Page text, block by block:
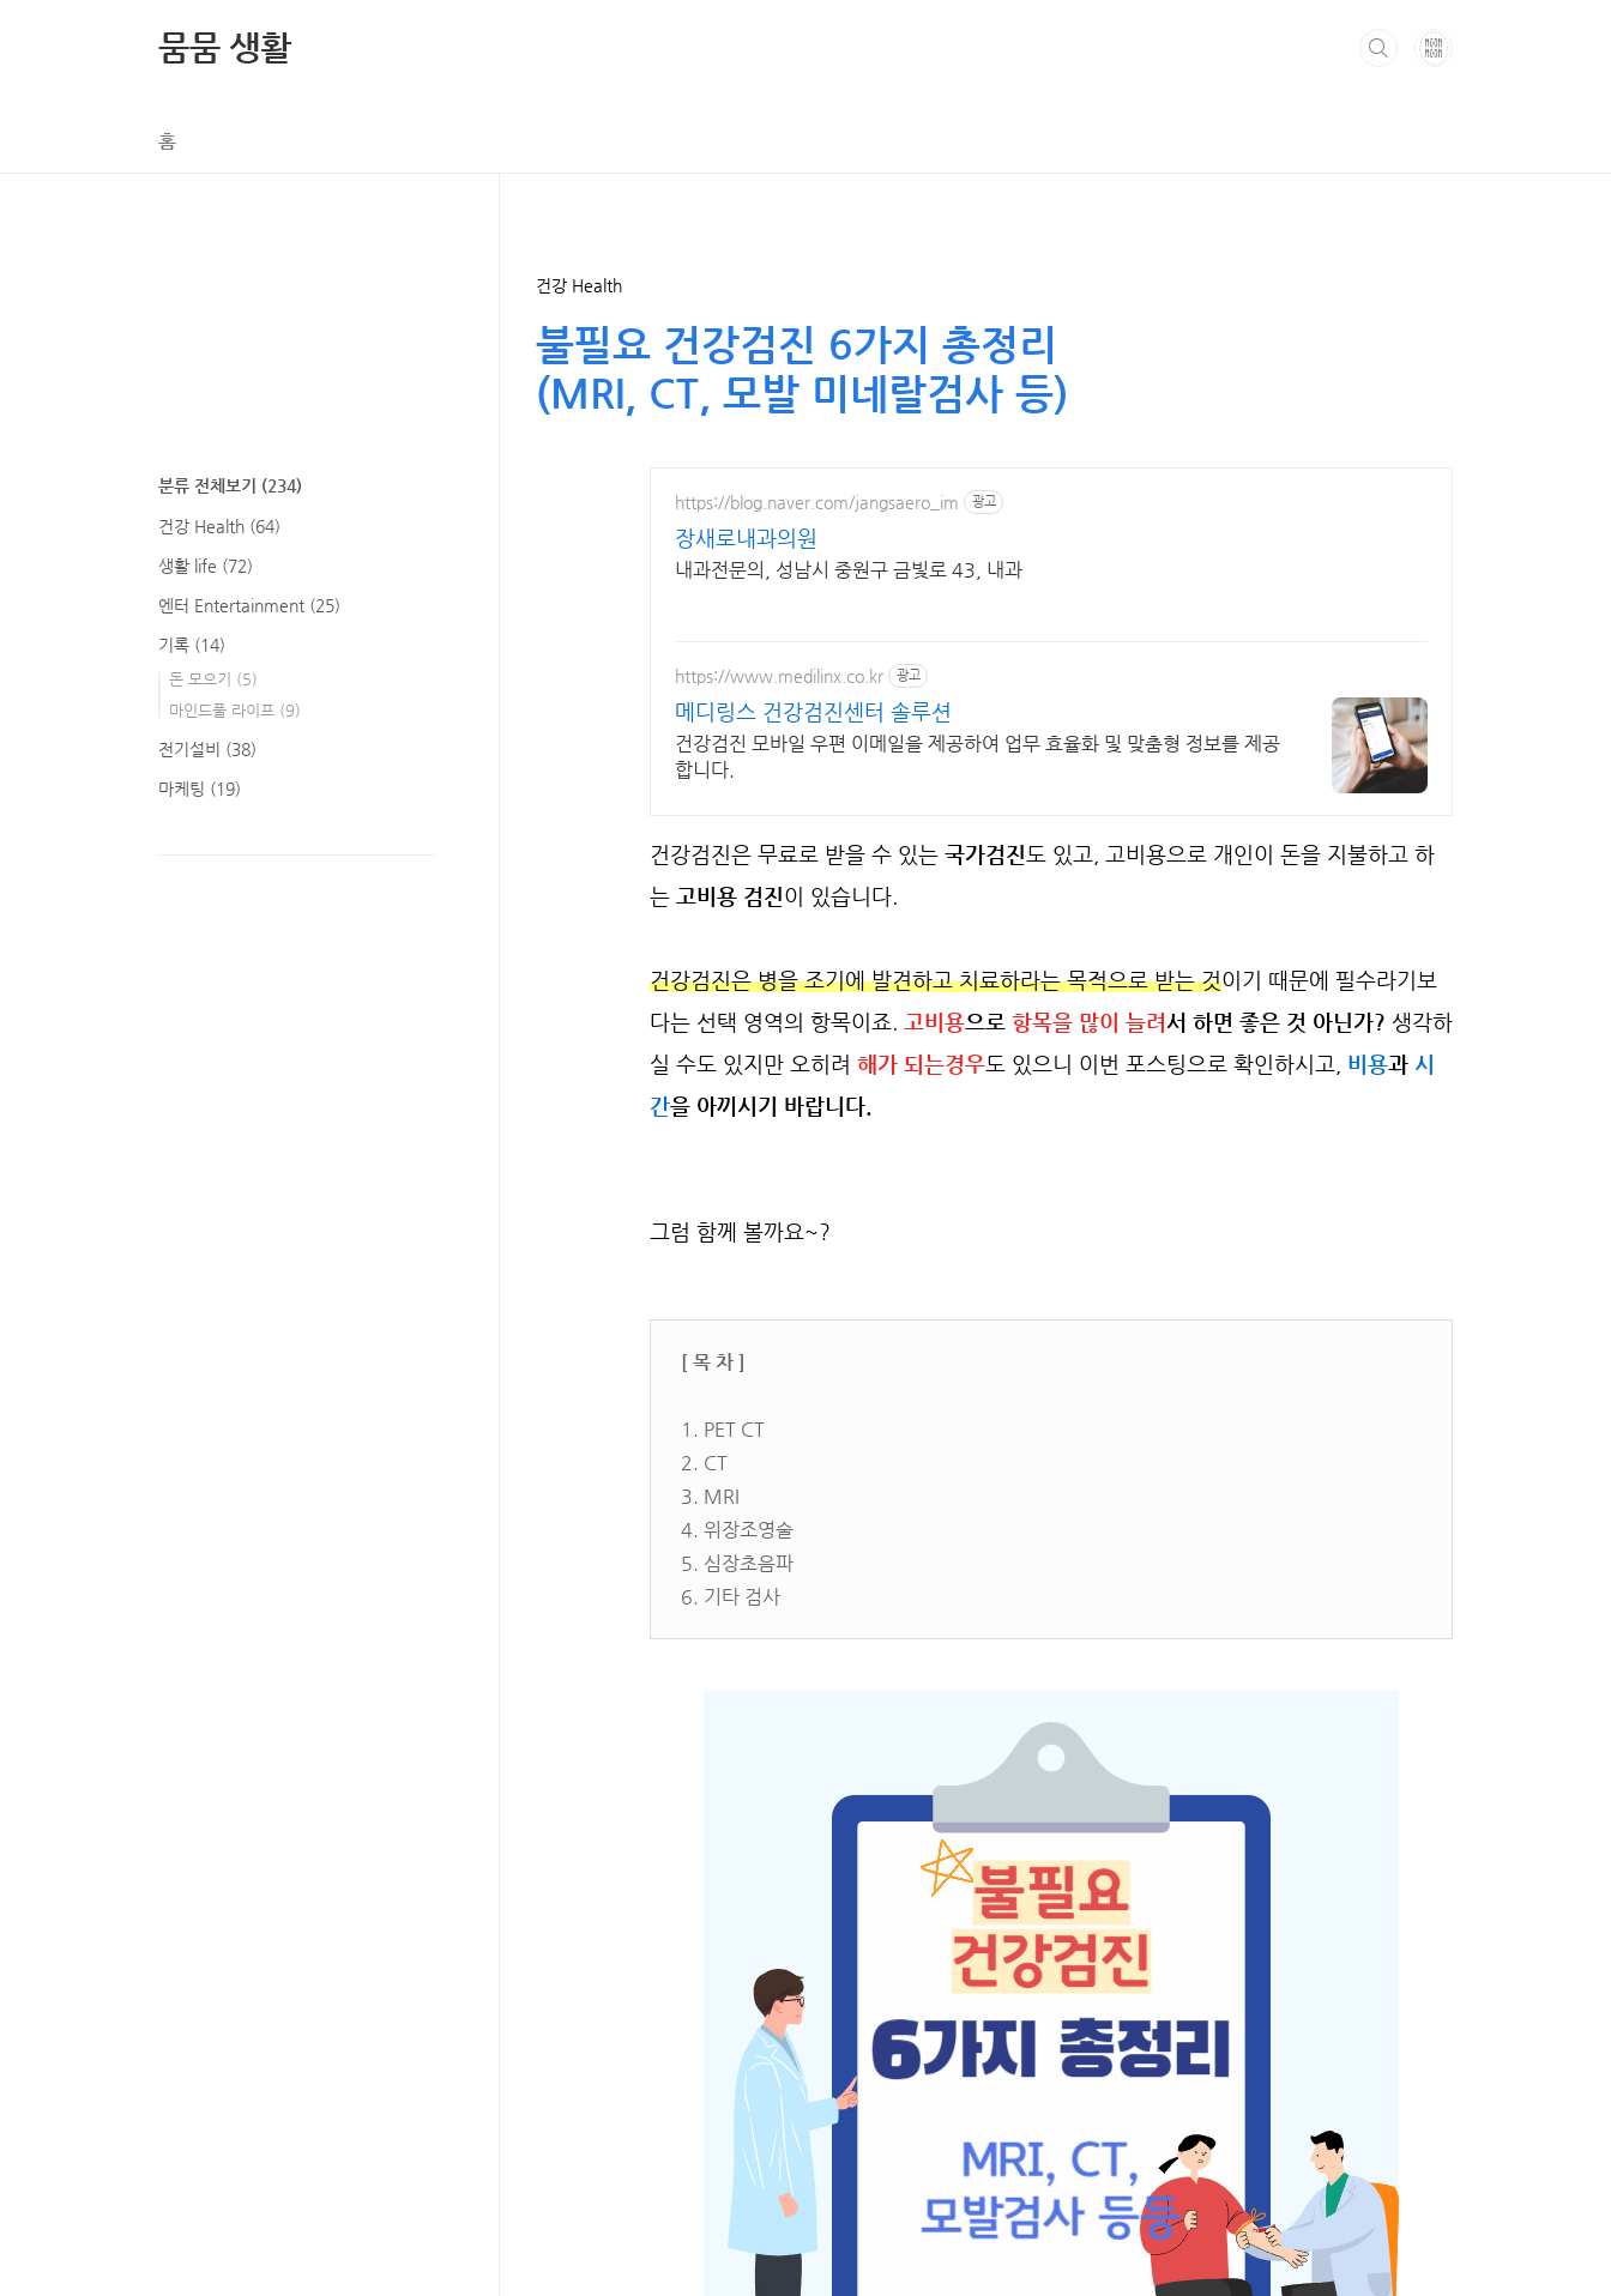
뭄뭄 생활
홈
건강 Health
불필요 건강검진 6가지 총정리
(MRI, CT, 모발 미네랄검사 등)
https://blog.naver.com/jangsaero_im 광고
장새로내과의원
내과전문의, 성남시 중원구 금빛로 43, 내과
https://www.medilinx.co.kr 광고
메디링스 건강검진센터 솔루션
건강검진 모바일 우편 이메일을 제공하여 업무 효율화 및 맞춤형 정보를 제공
합니다.
건강검진은 무료로 받을 수 있는 국가검진도 있고, 고비용으로 개인이 돈을 지불하고 하
는 고비용 검진이 있습니다.
건강검진은 병을 조기에 발견하고 치료하라는 목적으로 받는 것이기 때문에 필수라기보
다는 선택 영역의 항목이죠. 고비용으로 항목을 많이 늘려 서 하면 좋은 것 아닌가? 생각하
실 수도 있지만 오히려 해가 되는경우도 있으니 이번 포스팅으로 확인하시고, 비용과 시
간을 아끼시기 바랍니다.
그럼 함께 볼까요~?
[ 목 차 ]
1. PET CT
2. CT
3. MRI
4. 위장조영술
5. 심장초음파
6. 기타 검사
분류 전체보기 (234)
건강 Health (64)
생활 life (72)
엔터 Entertainment (25)
기록 (14)
돈 모으기 (5)
마인드풀 라이프 (9)
전기설비 (38)
마케팅 (19)